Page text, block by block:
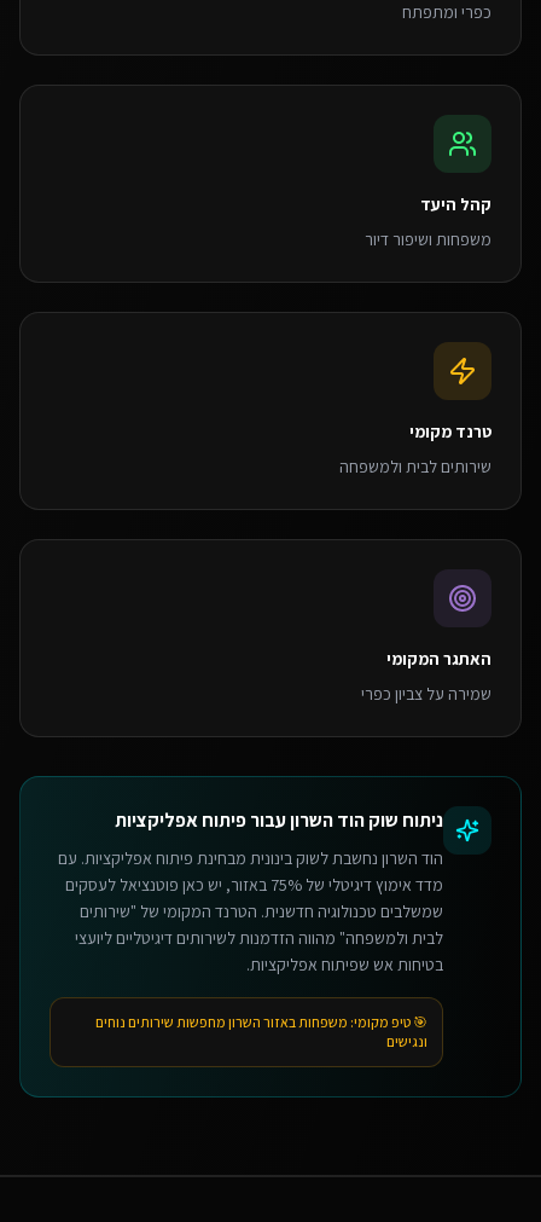
כפרי ומתפתח
קהל היעד
משפחות ושיפור דיור
טרנד מקומי
שירותים לבית ולמשפחה
האתגר המקומי
שמירה על צביון כפרי
ניתוח שוקהוד השרוןעבורפיתוח אפליקציות
הוד השרון נחשבת לשוק בינונית מבחינת פיתוח אפליקציות. עם
מדד אימוץ דיגיטלי של 75% באזור, יש כאן פוטנציאל לעסקים
שמשלבים טכנולוגיה חדשנית. הטרנד המקומי של "שירותים
לבית ולמשפחה" מהווה הזדמנות לשירותים דיגיטליים ליועצי
בטיחות אש שפיתוח אפליקציות.
🎯 טיפ מקומי: משפחות באזור השרון מחפשות שירותים נוחים
ונגישים